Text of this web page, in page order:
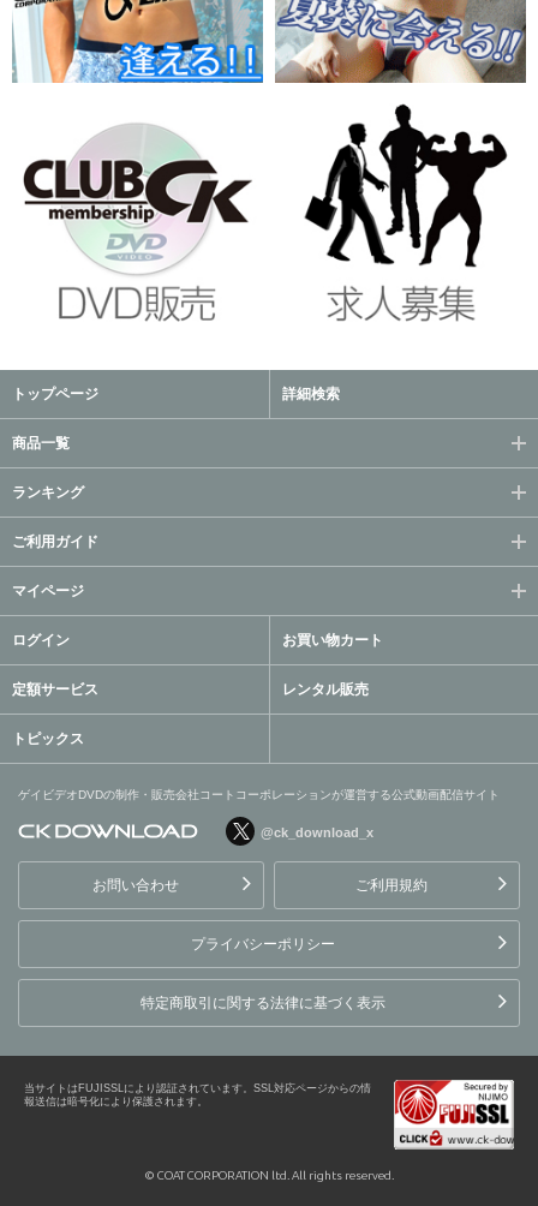
トップページ 詳細検索
商品一覧
ランキング
ご利用ガイド
マイページ
ログイン お買い物カート
定額サービス レンタル販売
トピックス
ゲイビデオDVDの制作・販売会社コートコーポレーションが運営する公式動画配信サイト
ョンが運営する公式動画配
信サイト
@ck_download_x
お問い合わせ ご利用規約
プライバシーポリシー
特定商取引に関する法律に基づく表示
当サイトはFUJISSLにより認証されています。SSL対応ページからの情
報送信は暗号化により保護されます。
© COAT CORPORATION ltd. All rights reserved.